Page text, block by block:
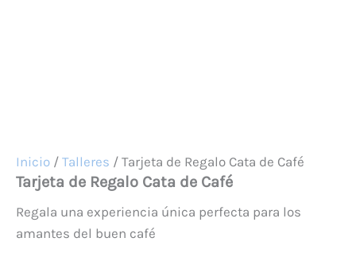
Inicio / Talleres / Tarjeta de Regalo Cata de Café
Tarjeta de Regalo Cata de Café
Regala una experiencia única perfecta para los
amantes del buen café